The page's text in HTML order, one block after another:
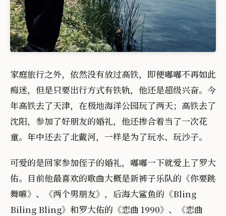
家庭旅行之外，依然没有放过高铁，即便嘟嘟不再如此
痴迷，但是只要出行方式有铁轨，他还是超级兴奋。今
年高铁去了天津，在极地海洋公园玩了两天；高铁去了
沈阳，参加了好朋友的婚礼，他还掺合着当了一次花
童。年中还去了北戴河，一样是为了玩水、玩沙子。
可爱的是回家参加侄子的婚礼，嘟嘟一下就爱上了罗大
佑。目前他最喜欢的歌曲大概是新裤子乐队的《你要跳
舞嘛》、《两个男朋友》，后海大鲨鱼的《Bling
Biling Bling》和罗大佑的《恋曲 1990》、《恋曲